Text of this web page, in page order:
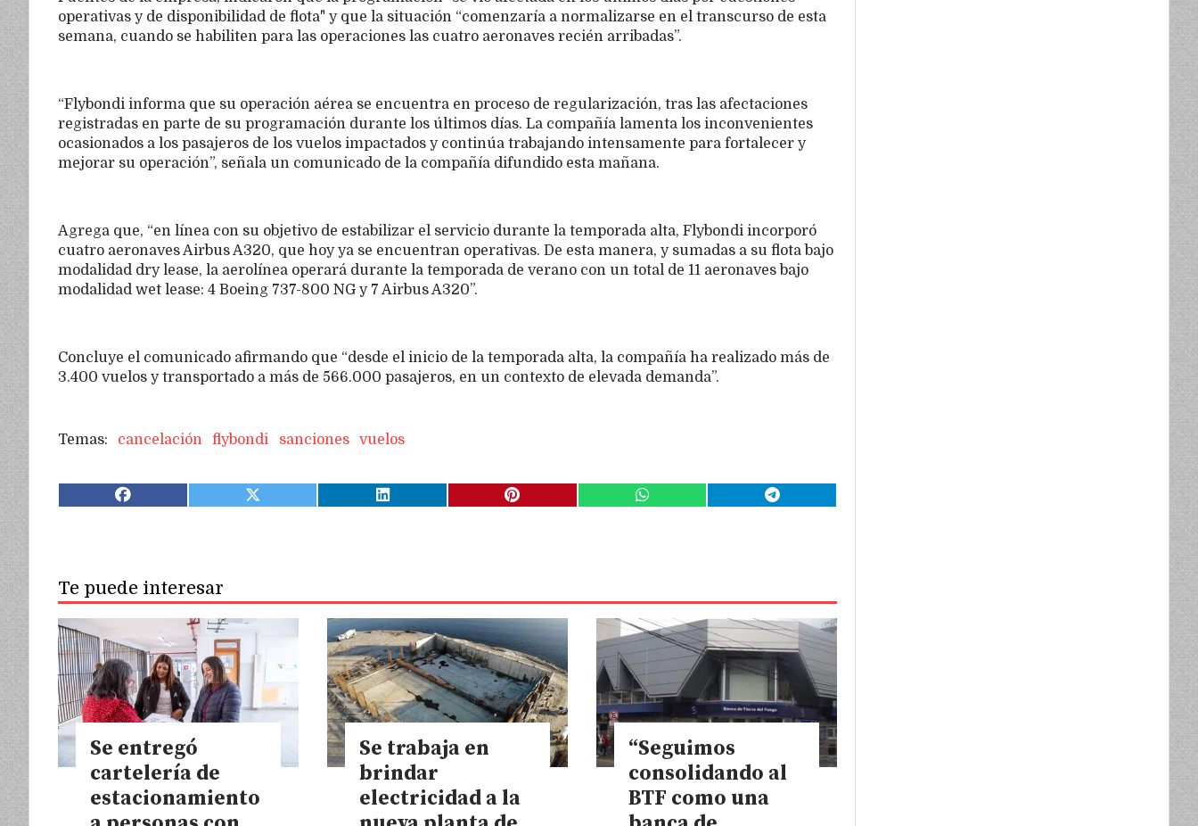
operativas y de disponibilidad de flota" y que la situación “comenzaría a normalizarse en el transcurso de esta
semana, cuando se habiliten para las operaciones las cuatro aeronaves recién arribadas”.
“Flybondi informa que su operación aérea se encuentra en proceso de regularización, tras las afectaciones
registradas en parte de su programación durante los últimos días. La compañía lamenta los inconvenientes
ocasionados a los pasajeros de los vuelos impactados y continúa trabajando intensamente para fortalecer y
mejorar su operación”, señala un comunicado de la compañía difundido esta mañana.
Agrega que, “en línea con su objetivo de estabilizar el servicio durante la temporada alta, Flybondi incorporó
cuatro aeronaves Airbus A320, que hoy ya se encuentran operativas. De esta manera, y sumadas a su flota bajo
modalidad dry lease, la aerolínea operará durante la temporada de verano con un total de 11 aeronaves bajo
modalidad wet lease: 4 Boeing 737-800 NG y 7 Airbus A320”.
Concluye el comunicado afirmando que “desde el inicio de la temporada alta, la compañía ha realizado más de
3.400 vuelos y transportado a más de 566.000 pasajeros, en un contexto de elevada demanda”.
cancelación flybondi sanciones vuelos
Te puede interesar
Se entregó
cartelería de
estacionamiento
Se trabaja en
brindar
electricidad a la
“Seguimos
consolidando al
BTF como una